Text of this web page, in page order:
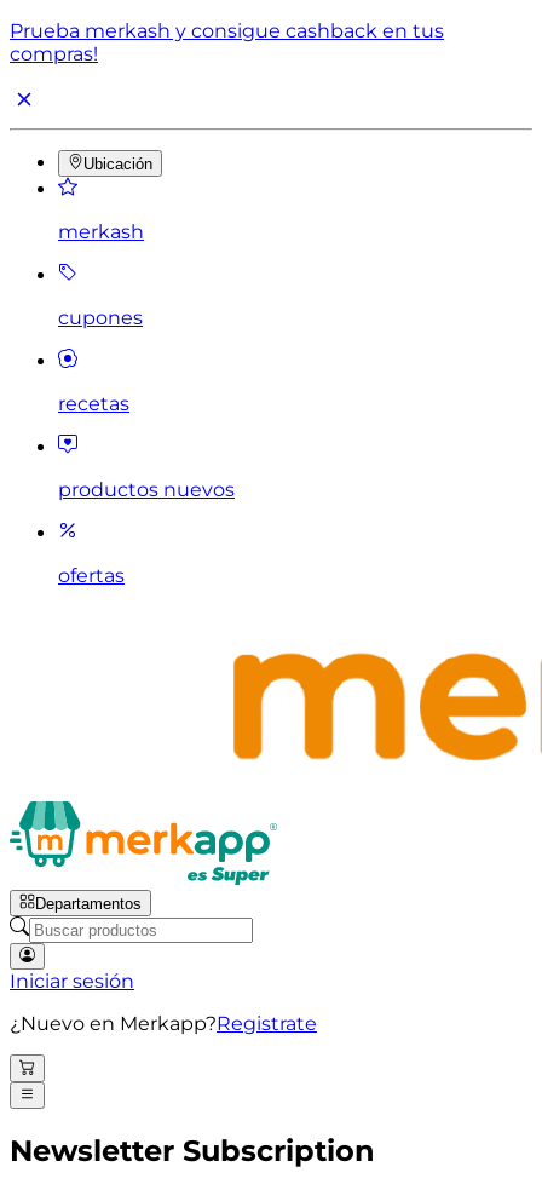
Prueba merkash y consigue cashback en tus
compras!
Ubicación
merkash
cupones
recetas
productos nuevos
ofertas
Departamentos
Iniciar sesión
¿Nuevo en Merkapp?Registrate
Newsletter Subscription